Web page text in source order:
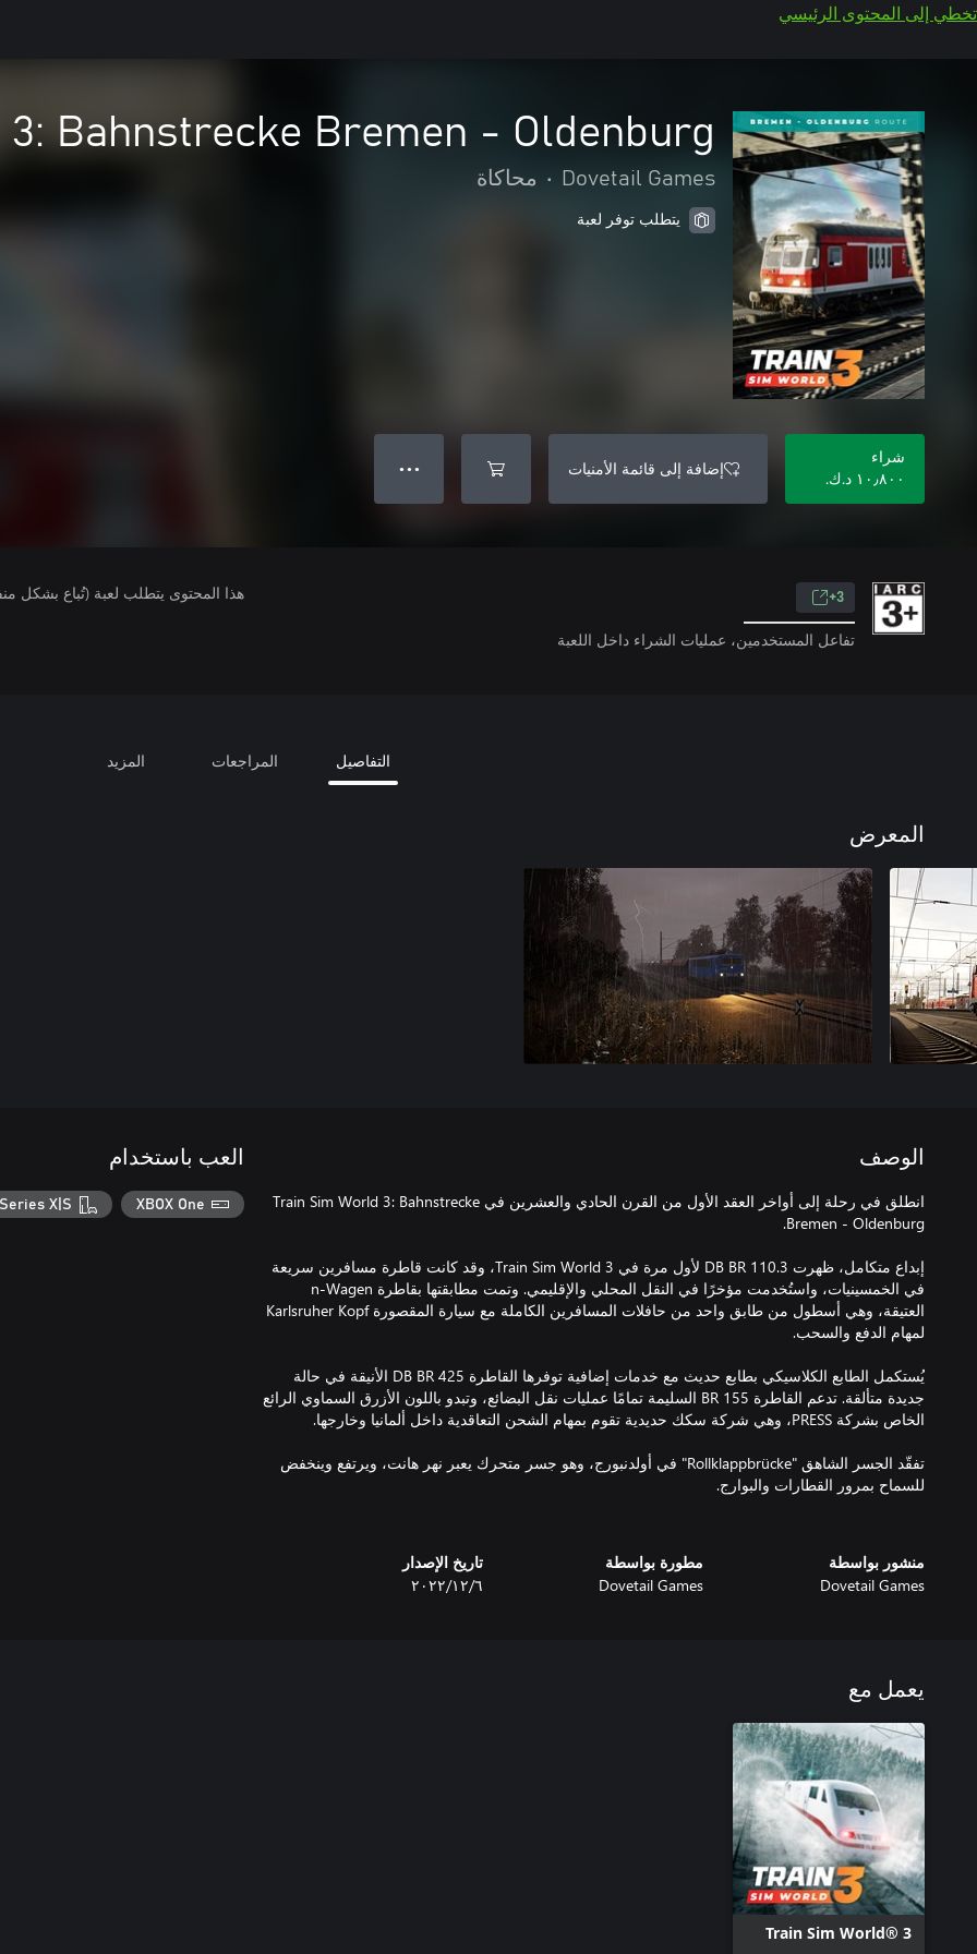
تخطي إلى المحتوى الرئيسي
Bahnstrecke Bremen - Oldenburg
Dovetail Games
• محاكاة
يتطلب توفر لعبة
شراء
١٠٫٨٠٠ د.ك.‏
إضافة إلى قائمة الأمنيات ● ● ●
3+
تفاعل المستخدمين، عمليات الشراء داخل اللعبة
هذا المحتوى يتطلب لعبة (تُباع بشكل
التفاصيل المراجعات المزيد
المعرض
الوصف
انطلق في رحلة إلى أواخر العقد الأول من القرن الحادي والعشرين في Train Sim World 3: Bahnstrecke
إبداع متكامل، ظهرت DB BR 110.3 لأول مرة في Train Sim World 3، وقد كانت قاطرة مسافرين سريعة
في الخمسينيات، واستُخدمت مؤخرًا في النقل المحلي والإقليمي. وتمت مطابقتها بقاطرة n-Wagen
العتيقة، وهي أسطول من طابق واحد من حافلات المسافرين الكاملة مع سيارة المقصورة Karlsruher Kopf
يُستكمل الطابع الكلاسيكي بطابع حديث مع خدمات إضافية توفرها القاطرة DB BR 425 الأنيقة في حالة
جديدة متألقة. تدعم القاطرة BR 155 السليمة تمامًا عمليات نقل البضائع، وتبدو باللون الأزرق السماوي الرائع
تفقّد الجسر الشاهق "Rollklappbrücke" في أولدنبورج، وهو جسر متحرك يعبر نهر هانت، ويرتفع وينخفض
منشور بواسطة
Dovetail Games
مطورة بواسطة
Dovetail Games
تاريخ الإصدار
٦‏/١٢‏/٢٠٢٢
العب باستخدام
XBOX One
X|S
يعمل مع
Train Sim World® 3